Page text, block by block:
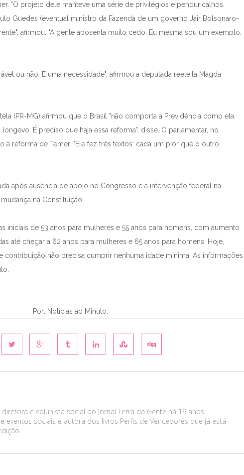
"O projeto dele manteve uma série de privilégios e penduricalhos.
Guedes (eventual ministro da Fazenda de um governo Jair Bolsonaro-
afirmou. "A gente aposenta muito cedo. Eu mesma sou um exemplo.
ou não. É uma necessidade", afirmou a deputada reeleita Magda
(PR-MG) afirmou que o Brasil "não comporta a Previdência como ela
longevo. É preciso que haja essa reforma", disse. O parlamentar, no
à reforma de Temer. "Ele fez três textos: cada um pior que o outro.
após ausência de apoio no Congresso e a intervenção federal na
na Constituição.
iniciais de 53 anos para mulheres e 55 anos para homens, com aumento
até chegar a 62 anos para mulheres e 65 anos para homens. Hoje,
contribuição não precisa cumprir nenhuma idade mínima. As informações
Por: Notícias ao Minuto.
diretora e colunista social do Jornal Terra da Gente há 19 anos.
eventos sociais e autora dos livros Perfis de Vencedores que já está